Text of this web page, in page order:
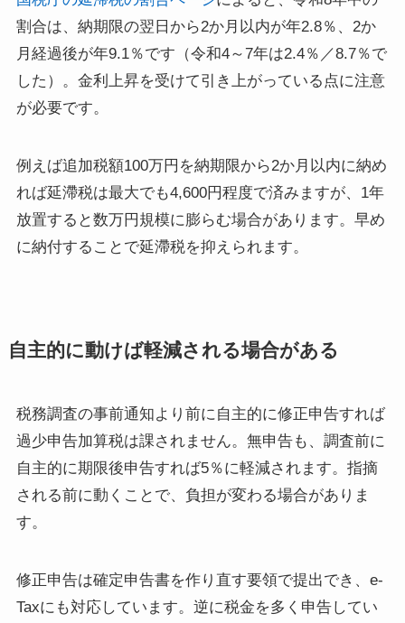
割合は、納期限の翌日から2か月以内が年2.8％、2か
月経過後が年9.1％です（令和4～7年は2.4％／8.7％で
した）。金利上昇を受けて引き上がっている点に注意
が必要です。
例えば追加税額100万円を納期限から2か月以内に納め
れば延滯税は最大でも4,600円程度で済みますが、1年
放置すると数万円規模に膨らむ場合があります。早め
に納付することで延滯税を抑えられます。
自主的に動けば軽減される場合がある
税務調査の事前通知より前に自主的に修正申告すれば
過少申告加算税は課されません。無申告も、調査前に
自主的に期限後申告すれば5％に軽減されます。指摘
される前に動くことで、負担が変わる場合がありま
す。
修正申告は確定申告書を作り直す要領で提出でき、e-
Taxにも対応しています。逆に税金を多く申告してい